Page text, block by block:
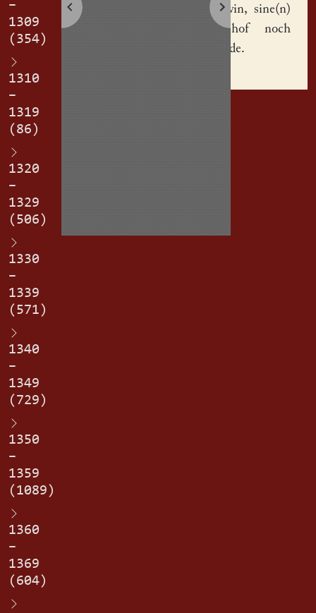
–
1309
(354)
1310
–
1319
(86)
1320
–
1329
(506)
1330
–
1339
(571)
1340
–
1349
(729)
1350
–
1359
(1089)
1360
–
1369
(604)
husvrouwin, sine(n)
halbin hof noch
sime thode.